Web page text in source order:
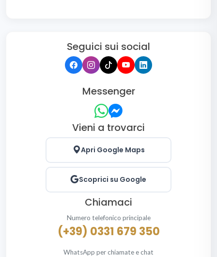
Seguici sui social
Messenger
Vieni a trovarci
Apri Google Maps
Scoprici su Google
Chiamaci
Numero telefonico principale
(+39) 0331 679 350
WhatsApp per chiamate e chat